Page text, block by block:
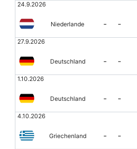
24.9.2026
Niederlande - -
27.9.2026
Deutschland - -
1.10.2026
Deutschland - -
4.10.2026
Griechenland - -